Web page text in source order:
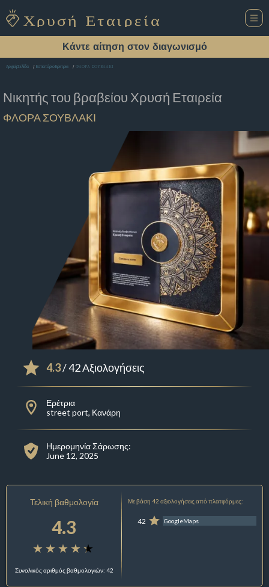
Κάντε αίτηση στον διαγωνισμό
Αρχική Σελίδα Εστιατόριο Ερετρια ΦΛΟΡΑ ΣΟΥΒΛΑΚΙ
Νικητής του βραβείου Χρυσή Εταιρεία
ΦΛΟΡΑ ΣΟΥΒΛΑΚΙ
4.3/ 42 Αξιολογήσεις
Ερέτρια
street port, Κανάρη
Ημερομηνία Σάρωσης:
June 12, 2025
Τελική βαθμολογία
4.3
Συνολικός αριθμός βαθμολογιών: 42
Με βάση 42 αξιολογήσεις από πλατφόρμες:
42 GoogleMaps